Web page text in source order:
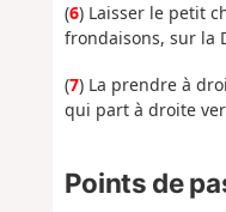
(6) Laisser le petit
frondaisons, sur la
(7) La prendre à
qui part à droite
Points de